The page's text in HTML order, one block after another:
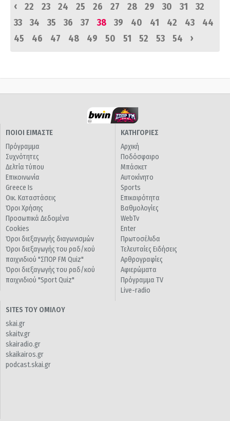
‹
22 23 24 25 26 27 28 29 30 31
32
33
34 35 36 37 38 39 40 41 42 43
44
45
46 47 48 49 50 51 52 53 54 ›
ΠΟΙΟΙ ΕΙΜΑΣΤΕ
Πρόγραμμα
Συχνότητες
Δελτία τύπου
Επικοινωνία
Greece Is
Οικ. Καταστάσεις
Όροι Χρήσης
Προσωπικά Δεδομένα
Cookies
Όροι διεξαγωγής διαγωνισμών
Όροι διεξαγωγής του ραδ/κού
παιχνιδιού "ΣΠΟΡ FM Quiz"
Όροι διεξαγωγής του ραδ/κού
παιχνιδιού "Sport Quiz"
ΚΑΤΗΓΟΡΙΕΣ
Αρχική
Ποδόσφαιρο
Μπάσκετ
Αυτοκίνητο
Sports
Επικαιρότητα
Βαθμολογίες
WebTv
Enter
Πρωτοσέλιδα
Τελευταίες Ειδήσεις
Αρθρογραφίες
Αφιερώματα
Πρόγραμμα TV
Live-radio
SITES ΤΟΥ ΟΜΙΛΟΥ
skai.gr
skaitv.gr
skairadio.gr
skaikairos.gr
podcast.skai.gr